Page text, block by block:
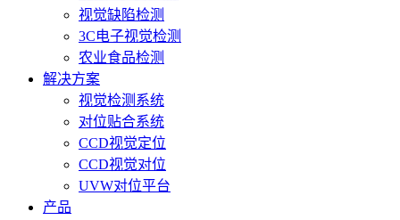
视觉缺陷检测
3C电子视觉检测
农业食品检测
解决方案
视觉检测系统
对位贴合系统
CCD视觉定位
CCD视觉对位
UVW对位平台
产品